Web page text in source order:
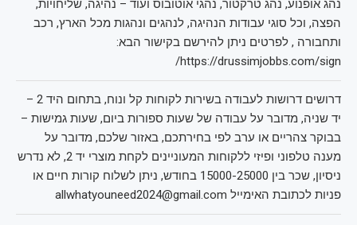
נהג אופנוע, נהג טרקטור, נהגי אוטובוס ועוד – נהיגה, שליחויות,
הפצה, וכל סוגי עבודות הנהיגה, לנהגים ונהגות מכל הארץ, רכב
ותחבורה , לפרטים ניתן להירשם בקישור הבא:
https://drussimjobbs.com/sign/
דרושים דרושות לעבודה בשירות לקוחות קל ונוח, בתחום היד 2 –
יד שניה, מדובר על עבודה של שעות ספורות ביום, שעות גמישות –
בבוקר צהריים או ערב לפי בחירתכם, באזור שלכם, מדובר על
מענה טלפוני ופיזי ללקוחות המעוניינים לקחת מוצרי יד 2, לא נדרש
ניסיון, שכר בין 15000-25000 בחודש, ניתן לשלוח קורות חיים או
פניות לכתובת האימייל allwhatyouneed2024@gmail.com